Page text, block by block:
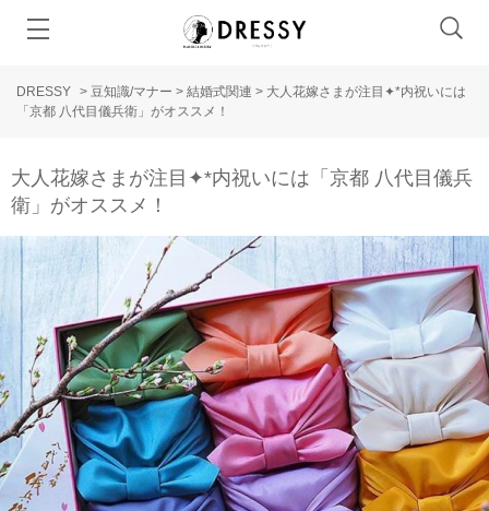
DRESSY > 豆知識/マナー > 結婚式関連 > 大人花嫁さまが注目✦*内祝いには
「京都 八代目儀兵衛」がオススメ！
大人花嫁さまが注目✦*内祝いには「京都 八代目儀兵
衛」がオススメ！